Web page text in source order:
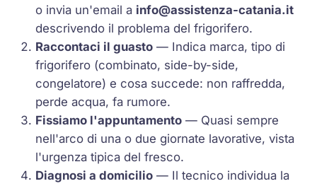
o invia un'email a info@assistenza-catania.it
descrivendo il problema del frigorifero.
Raccontaci il guasto — Indica marca, tipo di
frigorifero (combinato, side-by-side,
congelatore) e cosa succede: non raffredda,
perde acqua, fa rumore.
Fissiamo l'appuntamento — Quasi sempre
nell'arco di una o due giornate lavorative, vista
l'urgenza tipica del fresco.
Diagnosi a domicilio — Il tecnico individua la